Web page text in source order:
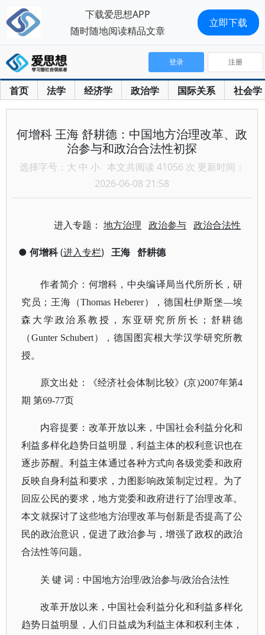
首页 法学 经济学 政治学 国际关系 社会学
登录 注册
何增科 王海 舒耕德：中国地方治理改革、政
治参与和政治合法性初探
选择字号： 大 中 小 本文共阅读 41056 次 更新时间：
2026-06-08 21:58
进入专题：地方治理 政治参与 政治合法性
● 何增科(进入专栏) 王海 舒耕德
作者简介：何增科，中央编译局当代所所长，研
究员；王海（Thomas Heberer），德国杜伊斯堡—埃
森大学政治系教授，东亚研究所所长；舒耕德
（Gunter Schubert），德国图宾根大学汉学研究所教
授。
原文出处：《经济社会体制比较》(京)2007年第4
期 第69-77页
内容提要：改革开放以来，中国社会利益分化和
利益多样化趋势日益明显，利益主体的权利意识也在
逐步苏醒。利益主体通过各种方式向各级党委和政府
反映自身利益和要求，力图影响政策制定过程。为了
回应公民的要求，地方党委和政府进行了治理改革。
本文就探讨了这些地方治理改革与创新是否提高了公
民的政治意识，促进了政治参与，增强了政权的政治
合法性等问题。
关 键 词：中国地方治理/政治参与/政治合法性
改革开放以来，中国社会利益分化和利益多样化
趋势日益明显，人们日益成为利益主体和权利主体，
下载爱思想APP
随时随地阅读精品文章
立即下载